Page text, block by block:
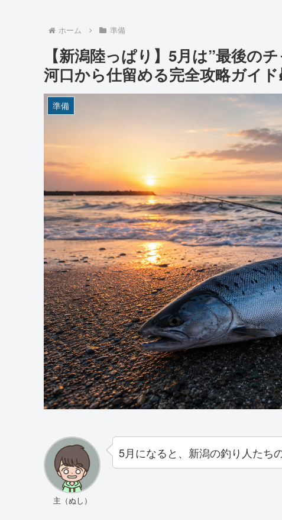
ホーム 準備
【新潟陸っぱり】5月は”最後の
河口から仕留める完全攻略ガイ
準備
主（ぬし）
5月になると、新潟の釣り人たち